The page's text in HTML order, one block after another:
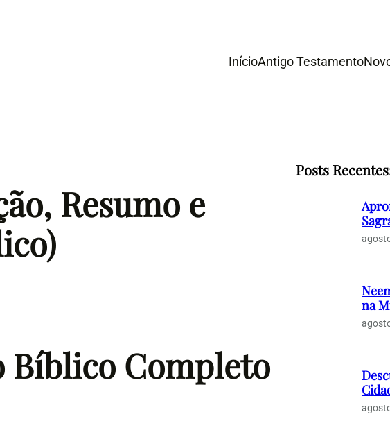
InícioAntigo Testamento
Resumo e
Bíblico Completo
Posts
na